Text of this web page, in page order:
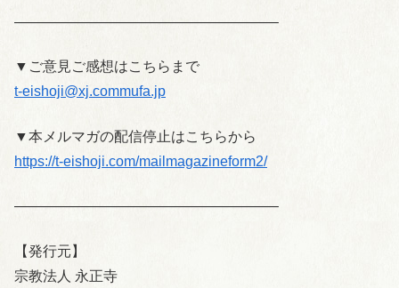
——————————————————–
▼ご意見ご感想はこちらまで
t-eishoji@xj.commufa.jp
▼本メルマガの配信停止はこちらから
https://t-eishoji.com/mailmagazineform2/
——————————————————–
【発行元】
宗教法人 永正寺